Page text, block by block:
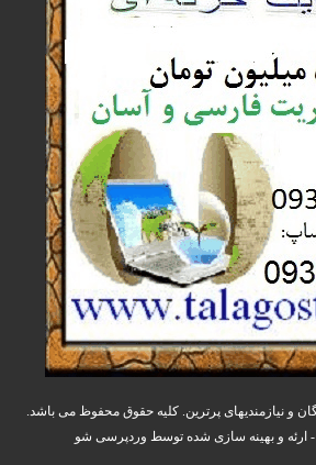
- ارئه و بهینه سازی شده توسط وردپرسی شو